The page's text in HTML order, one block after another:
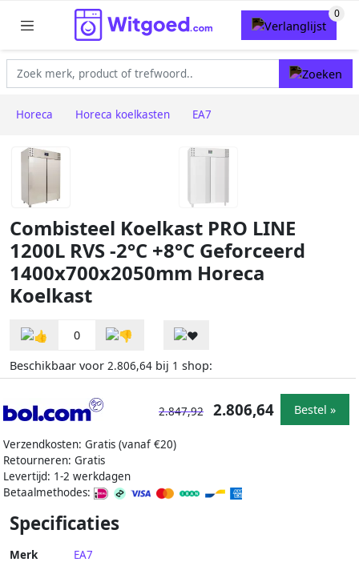
Horeca Horeca koelkasten EA7
Combisteel Koelkast PRO LINE
1200L RVS -2°C +8°C Geforceerd
1400x700x2050mm Horeca
Koelkast
0
Beschikbaar voor 2.806,64 bij 1 shop:
Verzendkosten: Gratis (vanaf €20)
Retourneren: Gratis
Levertijd: 1-2 werkdagen
Betaalmethodes:
2.847,92 2.806,64 Bestel »
Specificaties
Merk EA7